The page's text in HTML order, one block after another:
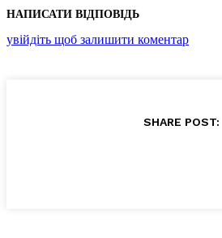
НАПИСАТИ ВІДПОВІДЬ
увійдіть щоб залишити коментар
SHARE POST: